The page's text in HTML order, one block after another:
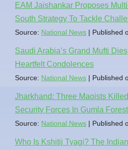
EAM Jaishankar Proposes
South Strategy To Tackle
Source: National News Published
Saudi Arabia’s Grand Mufti
Heartfelt Condolences
Source: National News Published
Jharkhand: Three Maoists
Security Forces In Gumla
Source: National News Published
Who Is Kshitij Tyagi? The